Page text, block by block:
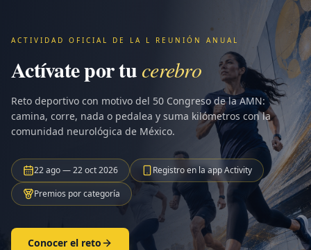
ACTIVIDAD OFICIAL DE LA L REUNIÓN ANUAL
Actívate por tu cerebro
Reto deportivo con motivo del 50 Congreso de la AMN:
camina, corre, nada o pedalea y suma kilómetros con la
comunidad neurológica de México.
22 ago — 22 oct 2026
Registro en la app Activity
Premios por categoría
Conocer el reto